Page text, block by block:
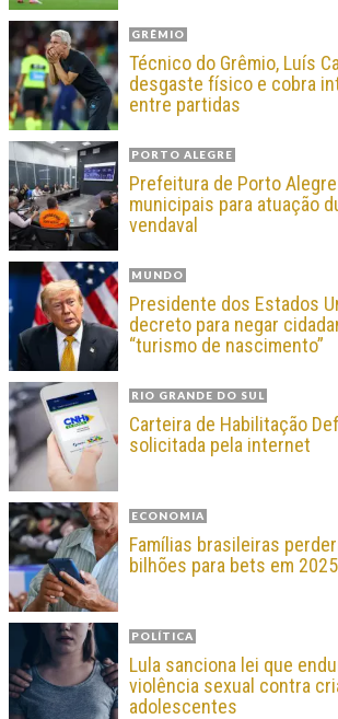
GRÊMIO
Técnico do Grêmio, Luís
desgaste físico e cobra
entre partidas
PORTO ALEGRE
Prefeitura de Porto
municipais para atuação
vendaval
MUNDO
Presidente dos Estados
decreto para negar
“turismo de nascimento”
RIO GRANDE DO SUL
Carteira de Habilitação
solicitada pela internet
ECONOMIA
Famílias brasileiras
bilhões para bets em 2025
POLÍTICA
Lula sanciona lei que
violência sexual contra
adolescentes